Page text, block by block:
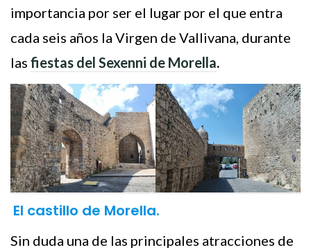
importancia por ser el lugar por el que entra
cada seis años la Virgen de Vallivana, durante
las fiestas del Sexenni de Morella.
El castillo de Morella.
Sin duda una de las principales atracciones de